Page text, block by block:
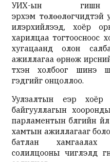
УИХ-ын гишүүн
эрхэм төлөөлөгчидтэй
илэрхийлээд, хоёр
харилцаа тогтоосноос
хугацаанд олон
ажиллагаа өрнөж
түүхэн холбоог шинэ
гэдгийг онцоллоо.
Уулзалтын үеэр
байгууллагын
парламентын бүлгийн
хамтын ажиллагааг
батлан хамгаалах
солилцооны чиглэлд